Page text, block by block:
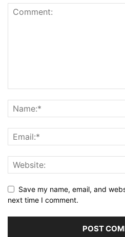
Save my name, email, and
next time I comment.